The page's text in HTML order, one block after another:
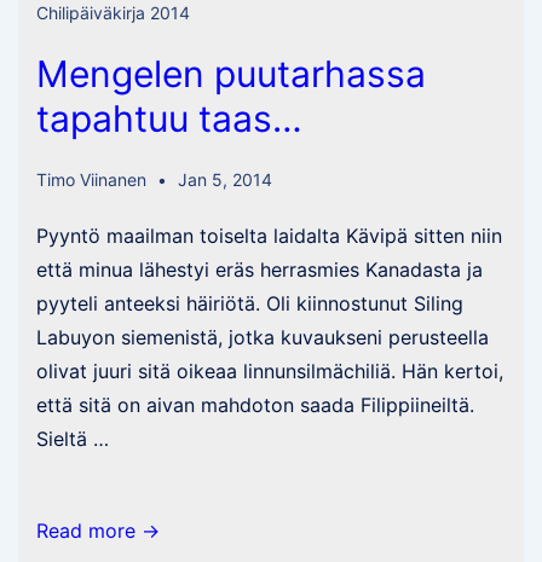
Chilipäiväkirja 2014
Mengelen puutarhassa
tapahtuu taas…
Timo Viinanen Jan 5, 2014
Pyyntö maailman toiselta laidalta Kävipä sitten niin
että minua lähestyi eräs herrasmies Kanadasta ja
pyyteli anteeksi häiriötä. Oli kiinnostunut Siling
Labuyon siemenistä, jotka kuvaukseni perusteella
olivat juuri sitä oikeaa linnunsilmächiliä. Hän kertoi,
että sitä on aivan mahdoton saada Filippiineiltä.
Sieltä …
Mengelen
Read more →